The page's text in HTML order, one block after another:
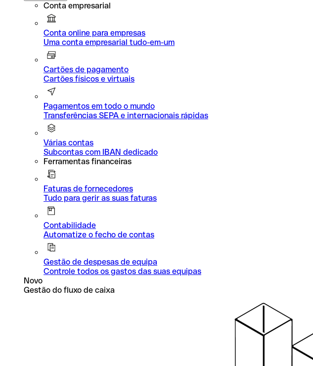
Conta empresarial
Conta online para empresas
Uma conta empresarial tudo-em-um
Cartões de pagamento
Cartões físicos e virtuais
Pagamentos em todo o mundo
Transferências SEPA e internacionais rápidas
Várias contas
Subcontas com IBAN dedicado
Ferramentas financeiras
Faturas de fornecedores
Tudo para gerir as suas faturas
Contabilidade
Automatize o fecho de contas
Gestão de despesas de equipa
Controle todos os gastos das suas equipas
Novo
Gestão do fluxo de caixa